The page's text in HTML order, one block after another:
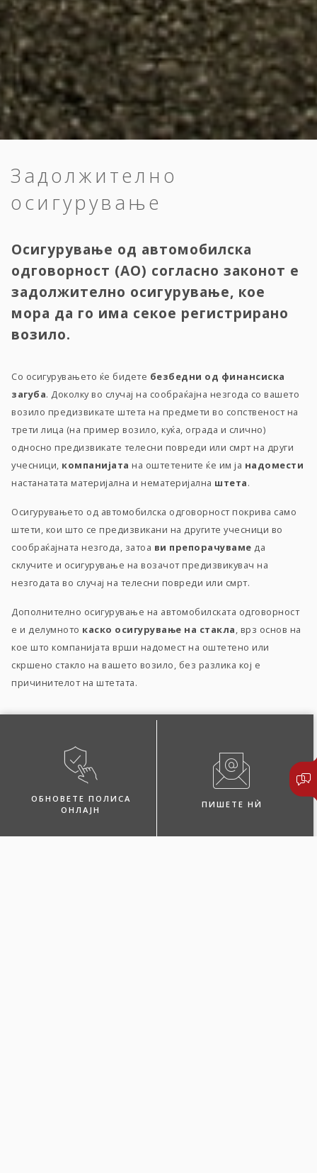
Задолжително
осигурување
Осигурување од автомобилска
одговорност (АО) согласно законот е
задолжително осигурување, кое
мора да го има секое регистрирано
возило.
Со осигурувањето ќе бидете безбедни од финансиска
загуба. Доколку во случај на сообраќајна незгода со вашето
возило предизвикате штета на предмети во сопственост на
трети лица (на пример возило, куќа, ограда и слично)
односно предизвикате телесни повреди или смрт на други
учесници, компанијата на оштетените ќе им ја надомести
настанатата материјална и нематеријална штета.
Осигурувањето од автомобилска одговорност покрива само
штети, кои што се предизвикани на другите учесници во
сообраќајната незгода, затоа ви препорачуваме да
склучите и осигурување на возачот предизвикувач на
незгодата во случај на телесни повреди или смрт.
Дополнително осигурување на автомобилската одговорност
е и делумното каско осигурување на стакла , врз основ на
кое што компанијата врши надомест на оштетено или
скршено стакло на вашето возило, без разлика кој е
причинителот на штетата.
ОБНОВЕТЕ ПОЛИСА
ОНЛАЈН
ПИШЕТЕ НЍ